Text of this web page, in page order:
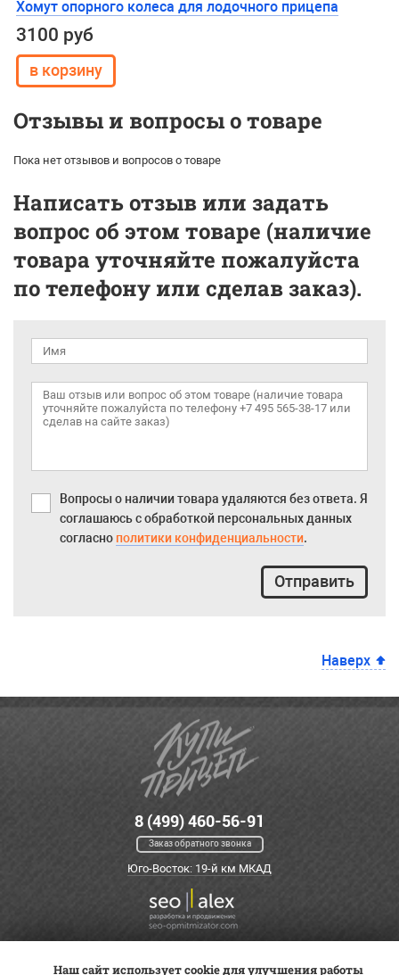
Хомут опорного колеса для лодочного прицепа
3100 руб
Отзывы и вопросы о товаре
Пока нет отзывов и вопросов о товаре
Написать отзыв или задать
вопрос об этом товаре (наличие
товара уточняйте пожалуйста
по телефону или сделав заказ).
Вопросы о наличии товара удаляются без ответа. Я
соглашаюсь с обработкой персональных данных
согласно политики конфиденциальности.
Отправить
Наверх
8 (499) 460-56-91
Заказ обратного звонка
Юго-Восток: 19-й км МКАД
Наш сайт использует cookie для улучшения работы